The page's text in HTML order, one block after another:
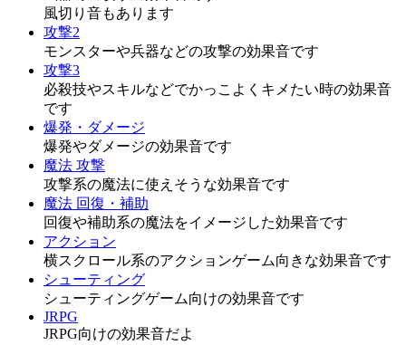
風切り音もあります
攻撃2
モンスターや兵器などの攻撃の効果音です
攻撃3
必殺技やスキルなどでかっこよくキメたい時の効果音
です
爆発・ダメージ
爆発やダメージの効果音です
魔法 攻撃
攻撃系の魔法に使えそうな効果音です
魔法 回復・補助
回復や補助系の魔法をイメージした効果音です
アクション
横スクロール系のアクションゲーム向きな効果音です
シューティング
シューティングゲーム向けの効果音です
JRPG
JRPG向けの効果音だよ